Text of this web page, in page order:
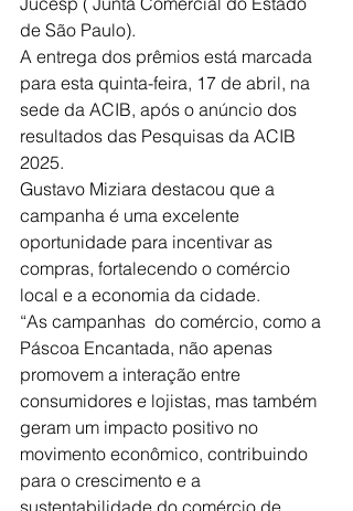
de São Paulo).
A entrega dos prêmios está marcada
para esta quinta-feira, 17 de abril, na
sede da ACIB, após o anúncio dos
resultados das Pesquisas da ACIB
2025.
Gustavo Miziara destacou que a
campanha é uma excelente
oportunidade para incentivar as
compras, fortalecendo o comércio
local e a economia da cidade.
“As campanhas  do comércio, como a
Páscoa Encantada, não apenas
promovem a interação entre
consumidores e lojistas, mas também
geram um impacto positivo no
movimento econômico, contribuindo
para o crescimento e a
sustentabilidade do comércio de